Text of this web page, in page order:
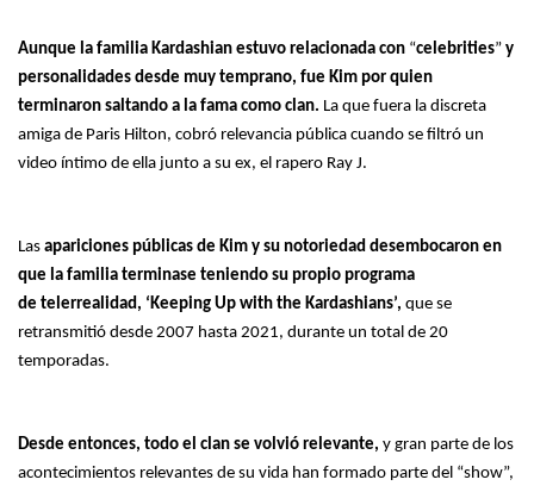
Aunque la familia Kardashian estuvo relacionada con “celebrities” y
personalidades desde muy temprano, fue Kim por quien
terminaron saltando a la fama como clan. La que fuera la discreta
amiga de Paris Hilton, cobró relevancia pública cuando se filtró un
video íntimo de ella junto a su ex, el rapero Ray J.
Las apariciones públicas de Kim y su notoriedad desembocaron en
que la familia terminase teniendo su propio programa
de telerrealidad, ‘Keeping Up with the Kardashians’, que se
retransmitió desde 2007 hasta 2021, durante un total de 20
temporadas.
Desde entonces, todo el clan se volvió relevante, y gran parte de los
acontecimientos relevantes de su vida han formado parte del “show”,